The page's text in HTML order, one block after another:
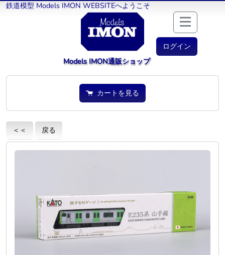
鉄道模型 Models IMON WEBSITEへようこそ
ログイン
Models IMON通販ショップ
カートを見る
＜＜ 戻る